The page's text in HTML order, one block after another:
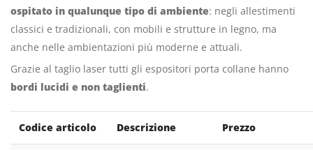
ospitato in qualunque tipo di ambiente: negli allestimenti
classici e tradizionali, con mobili e strutture in legno, ma
anche nelle ambientazioni più moderne e attuali.
Grazie al taglio laser tutti gli espositori porta collane hanno
bordi lucidi e non taglienti.
Codice articolo Descrizione Prezzo